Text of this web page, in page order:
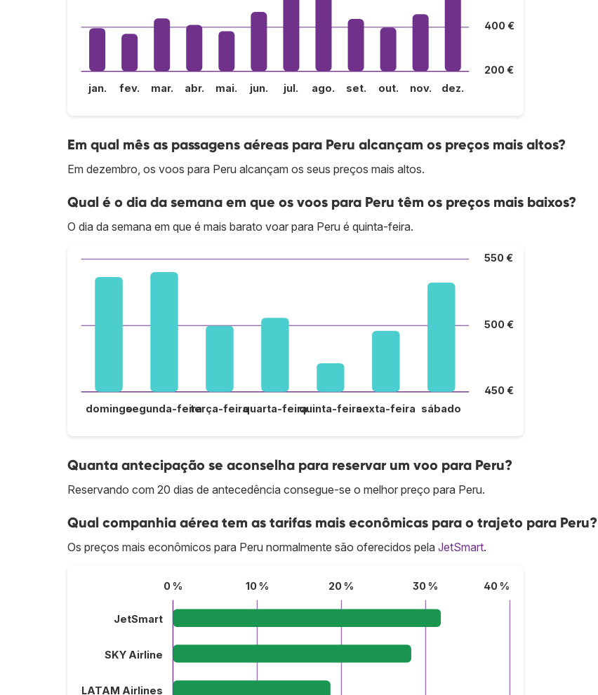
200 €
400 €
jan. fev. mar. abr. mai. jun. jul. ago. set. out. nov. dez.
Em qual mês as passagens aéreas para Peru alcançam os preços mais altos?
Em dezembro, os voos para Peru alcançam os seus preços mais altos.
Qual é o dia da semana em que os voos para Peru têm os preços mais baixos?
O dia da semana em que é mais barato voar para Peru é quinta-feira.
450 €
500 €
550 €
domingosegunda-feiraterça-feiraquarta-feiraquinta-feirasexta-feira sábado
Quanta antecipação se aconselha para reservar um voo para Peru?
Reservando com 20 dias de antecedência consegue-se o melhor preço para Peru.
Qual companhia aérea tem as tarifas mais econômicas para o trajeto para Peru?
Os preços mais econômicos para Peru normalmente são oferecidos pela JetSmart.
0 % 10 % 20 % 30 % 40 %
JetSmart
SKY Airline
LATAM Airlines